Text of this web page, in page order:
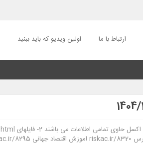
ارتباط با ما اولین ویدیو که باید ببنید